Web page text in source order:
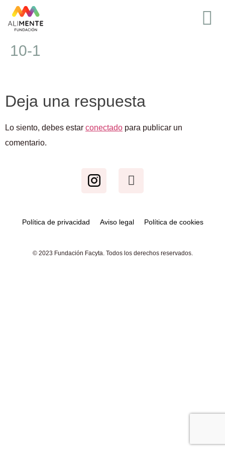
10-1
Deja una respuesta
Lo siento, debes estar conectado para publicar un
comentario.
Política de privacidad Aviso legal Política de cookies
© 2023 Fundación Facyta. Todos los derechos reservados.